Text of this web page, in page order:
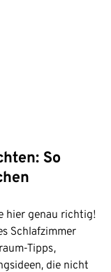
So
hier genau richtig!
Schlafzimmer
Tipps,
die nicht